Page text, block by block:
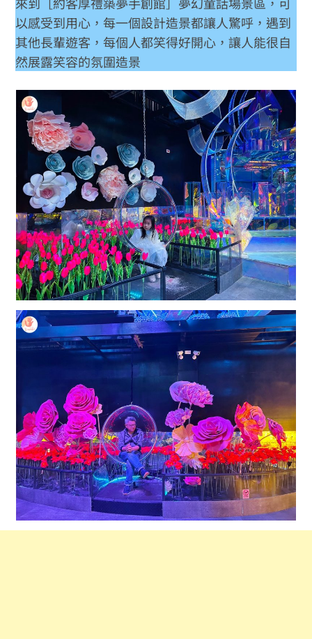
以感受到用心，每一個設計造景都讓人驚呼，遇到
其他長輩遊客，每個人都笑得好開心，讓人能很自
然展露笑容的氛圍造景